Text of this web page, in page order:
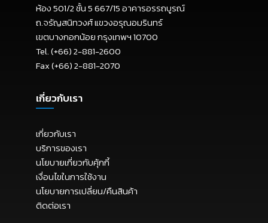
ห้อง 501/2 ชั้น 5 667/15 อาคารอรรถบูรณ์
ถ.จรัญสนิทวงศ์ แขวงอรุณอมรินทร์
เขตบางกอกน้อย กรุงเทพฯ 10700
Tel. (+66) 2-881-2600
Fax (+66) 2-881-2070
เกี่ยวกับเรา
เกี่ยวกับเรา
บริการของเรา
นโยบายเกี่ยวกับคุ้กกี้
เงื่อนไขในการใช้งาน
นโยบายการเปลี่ยน/คืนสินค้า
ติดต่อเรา